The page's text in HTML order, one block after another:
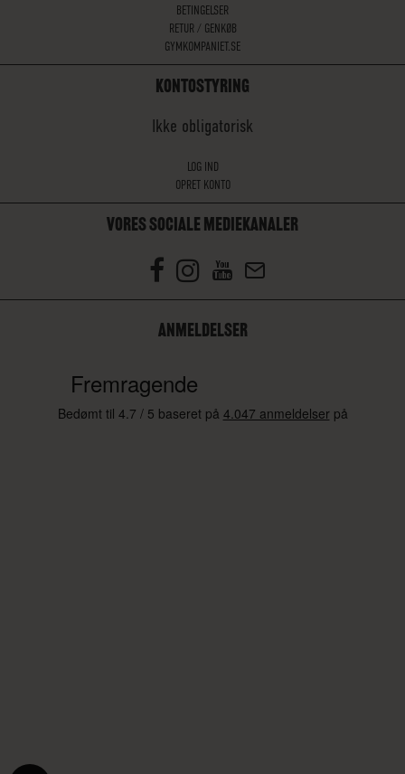
BETINGELSER
RETUR / GENKØB
GYMKOMPANIET.SE
KONTOSTYRING
Ikke obligatorisk
LOG IND
OPRET KONTO
VORES SOCIALE MEDIEKANALER
ANMELDELSER